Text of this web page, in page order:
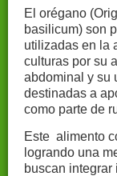
El orégano
basilicum) son
utilizadas en la
culturas por su
abdominal y su
destinadas a
como parte de
Este alimento
logrando una
buscan